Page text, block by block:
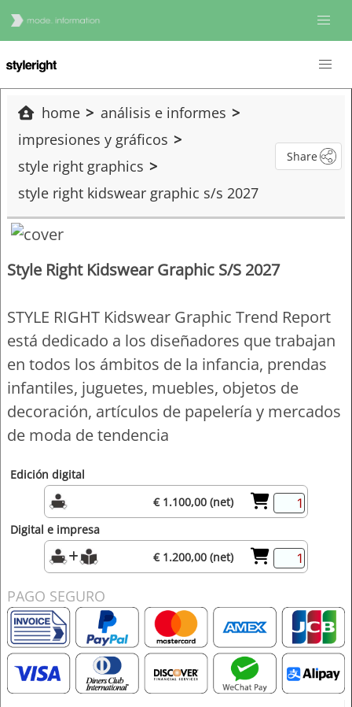
home
análisis e informes
impresiones y gráficos
style right graphics
style right kidswear graphic s/s 2027
Share
Style Right Kidswear Graphic S/S 2027
STYLE RIGHT Kidswear Graphic Trend Report
está dedicado a los diseñadores que trabajan
en todos los ámbitos de la infancia, prendas
infantiles, juguetes, muebles, objetos de
decoración, artículos de papelería y mercados
de moda de tendencia
Edición digital
€ 1.100,00 (net)
Digital e impresa
€ 1.200,00 (net)
PAGO SEGURO